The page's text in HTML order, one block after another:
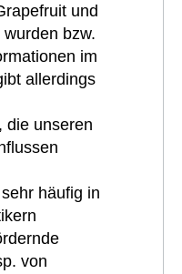
und
bzw.
im
allerdings
die unseren
häufig in
von